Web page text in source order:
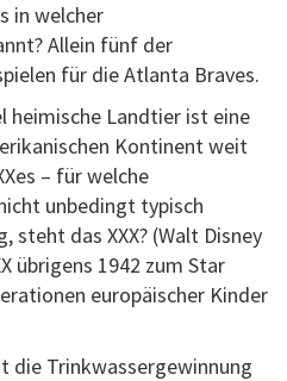
in welcher
Allein fünf der
für die Atlanta Braves.
heimische Landtier ist eine
Kontinent weit
– für welche
unbedingt typisch
steht das XXX? (Walt Disney
übrigens 1942 zum Star
europäischer Kinder
die Trinkwassergewinnung